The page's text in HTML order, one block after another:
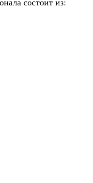
состоит из: